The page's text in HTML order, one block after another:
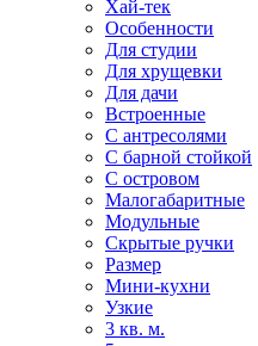
Хай-тек
Особенности
Для студии
Для хрущевки
Для дачи
Встроенные
С антресолями
С барной стойкой
С островом
Малогабаритные
Модульные
Скрытые ручки
Размер
Мини-кухни
Узкие
3 кв. м.